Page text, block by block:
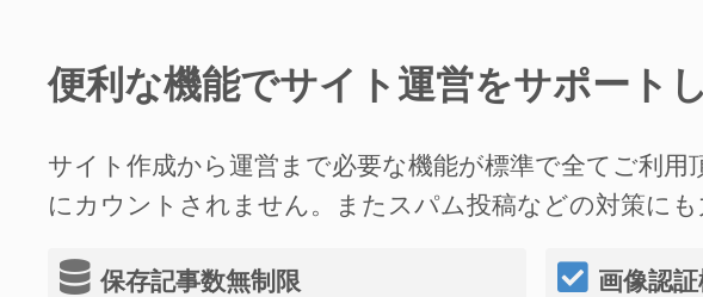
便利な機能でサイト運営をサポート
サイト作成から運営まで必要な機能が標準で全てご利
にカウントされません。またスパム投稿などの対策に
保存記事数無制限 画像認